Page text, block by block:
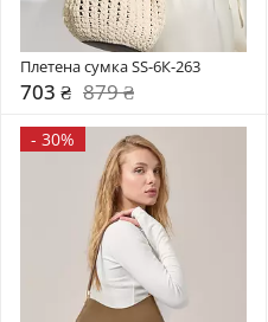
Плетена сумка SS-6К-263
703 ₴ 879 ₴
- 30%